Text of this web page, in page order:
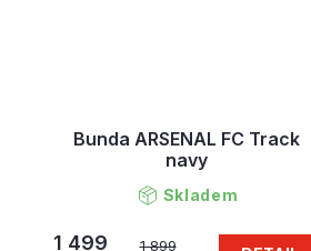
Bunda ARSENAL FC Track
navy
Skladem
1 899
1 499